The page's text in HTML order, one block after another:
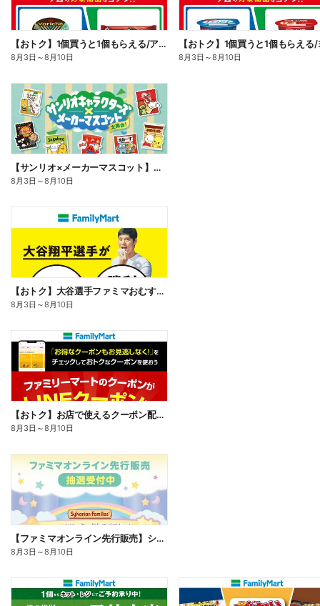
【おトク】1個買うと1個もらえる/アイス
8月3日 ～8月10日 8月3日 ～8月10日
【サンリオ×メーカーマスコット】オリジナルグッズ貰える!
8月3日 ～8月10日
【おトク】大谷選手ファミマおむすび割
8月3日 ～8月10日
【おトク】お店で使えるクーポン配信中
8月3日 ～8月10日
【ファミマオンライン先行販売】シルバニアファミリー
8月3日 ～8月10日